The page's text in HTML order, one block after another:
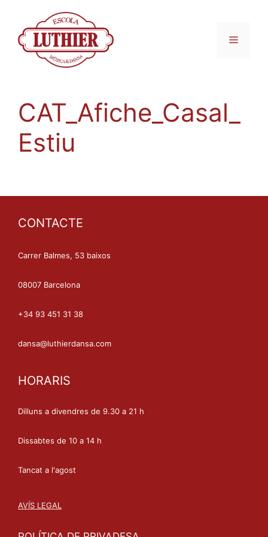
CAT_Afiche_Casal_
Estiu
CONTACTE
Carrer Balmes, 53 baixos
08007 Barcelona
+34 93 451 31 38
dansa@luthierdansa.com
HORARIS
Dilluns a divendres de 9.30 a 21 h
Dissabtes de 10 a 14 h
Tancat a l'agost
AVÍS LEGAL